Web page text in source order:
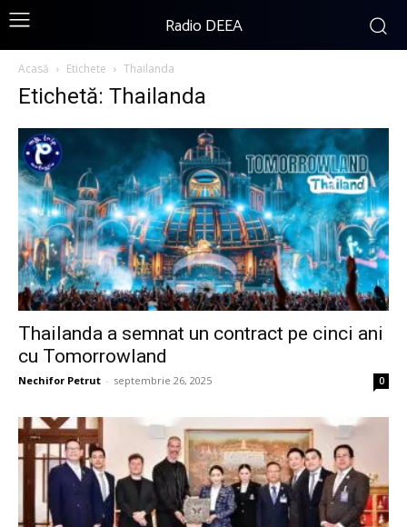
Radio DEEA
Acasă Etichete Thailanda
Etichetă: Thailanda
Thailanda a semnat un contract pe cinci ani
cu Tomorrowland
Nechifor Petrut - septembrie 26, 2025 0